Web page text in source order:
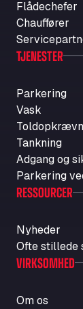
Flådechefer
Chauffører
TJENESTER
Parkering
Vask
Tankning
Adgang og
Parkering
RESSOURCER
Nyheder
Ofte stillede
VIRKSOMHED
Om os